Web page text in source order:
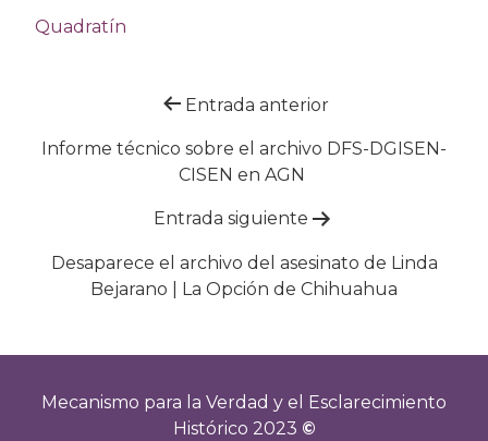
Quadratín
Navegación
de
Entrada anterior
Informe técnico sobre el archivo DFS-DGISEN-
CISEN en AGN
Entrada siguiente
Desaparece el archivo del asesinato de Linda
Bejarano | La Opción de Chihuahua
Mecanismo para la Verdad y el Esclarecimiento
Histórico 2023 ©